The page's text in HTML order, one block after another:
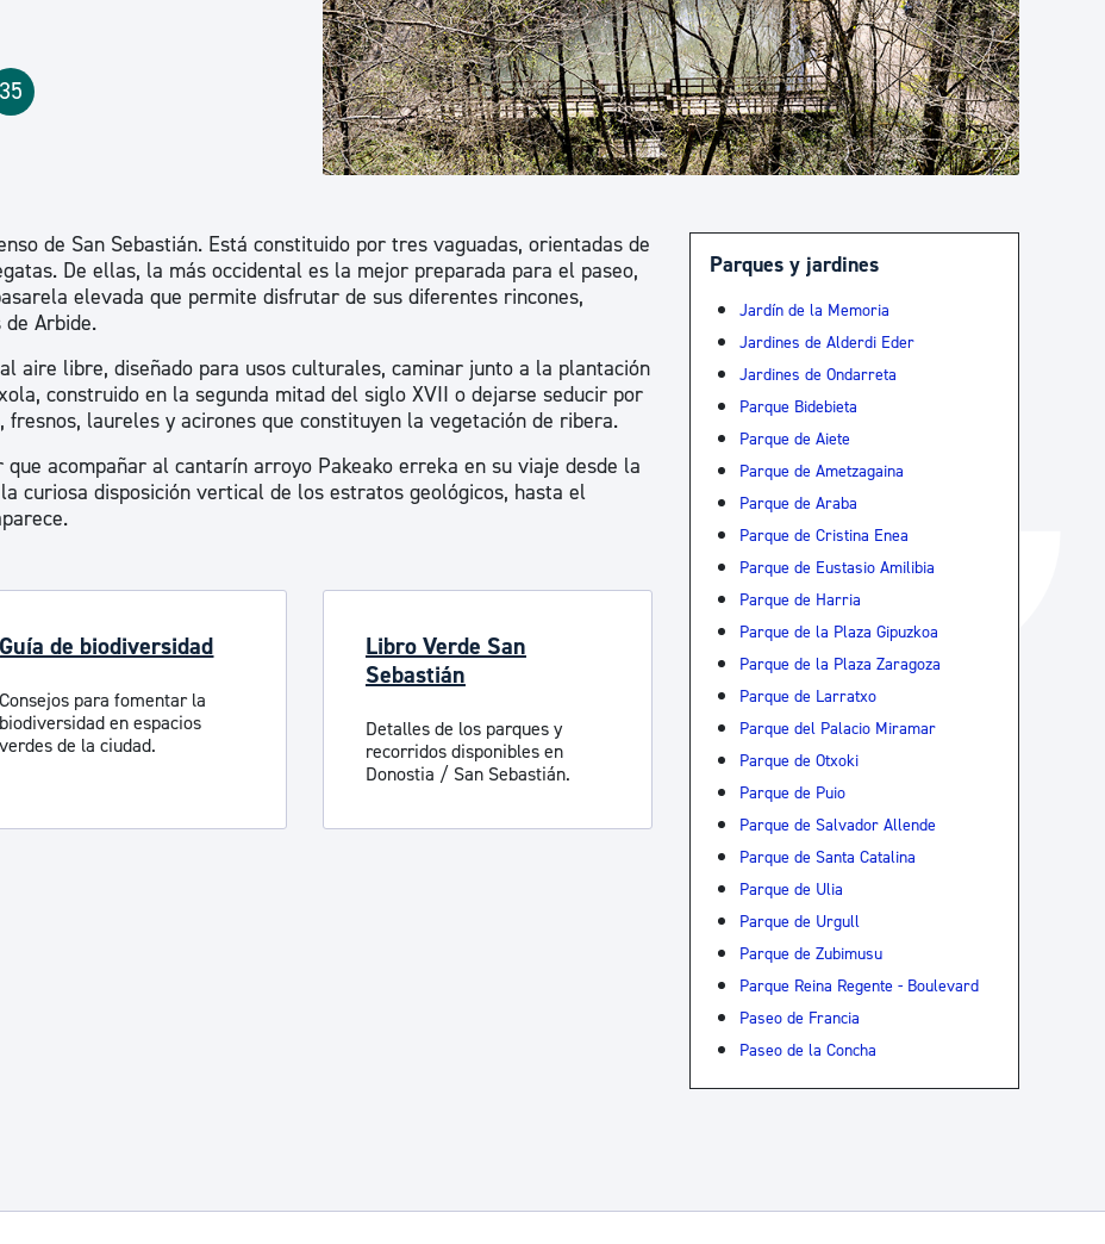
Turismo
cultural
Tablón de anuncios oficiales
Calendario fiscal
Ayuda a la tramitación
35
de San Sebastián. Está constituido por tres vaguadas, orientadas de
De ellas, la más occidental es la mejor preparada para el paseo,
elevada que permite disfrutar de sus diferentes rincones,
Arbide.
aire libre, diseñado para usos culturales, caminar junto a la plantación
construido en la segunda mitad del siglo XVII o dejarse seducir por
laureles y acirones que constituyen la vegetación de ribera.
acompañar al cantarín arroyo Pakeako erreka en su viaje desde la
curiosa disposición vertical de los estratos geológicos, hasta el
Guía de biodiversidad
Consejos para fomentar la
biodiversidad en espacios
verdes de la ciudad.
Libro Verde San
Sebastián
Detalles de los parques y
recorridos disponibles en
Donostia / San Sebastián.
Parques y jardines
Jardín de la Memoria
Jardines de Alderdi Eder
Jardines de Ondarreta
Parque Bidebieta
Parque de Aiete
Parque de Ametzagaina
Parque de Araba
Parque de Cristina Enea
Parque de Eustasio Amilibia
Parque de Harria
Parque de la Plaza Gipuzkoa
Parque de la Plaza Zaragoza
Parque de Larratxo
Parque del Palacio Miramar
Parque de Otxoki
Parque de Puio
Parque de Salvador Allende
Parque de Santa Catalina
Parque de Ulia
Parque de Urgull
Parque de Zubimusu
Parque Reina Regente - Boulevard
Paseo de Francia
Paseo de la Concha